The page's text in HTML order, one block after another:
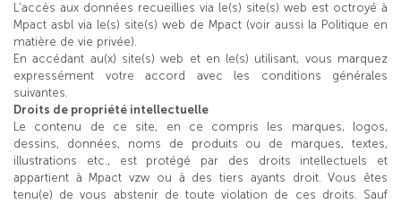
L’accès aux données recueillies via le(s) site(s) web est octroyé à
Mpact asbl via le(s) site(s) web de Mpact (voir aussi la Politique en
matière de vie privée).
En accédant au(x) site(s) web et en le(s) utilisant, vous marquez
expressément votre accord avec les conditions générales
suivantes.
Droits de propriété intellectuelle
Le contenu de ce site, en ce compris les marques, logos,
dessins, données, noms de produits ou de marques, textes,
illustrations etc., est protégé par des droits intellectuels et
appartient à Mpact vzw ou à des tiers ayants droit. Vous êtes
tenu(e) de vous abstenir de toute violation de ces droits. Sauf